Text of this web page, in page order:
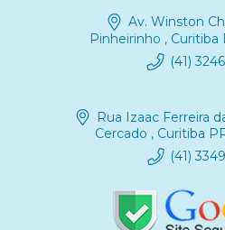
Av. Winston
Pinheirinho , Curitiba
(41)
Rua Izaac Ferreira
Cercado , Curitiba
(41)